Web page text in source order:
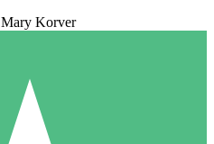
Mary Korver